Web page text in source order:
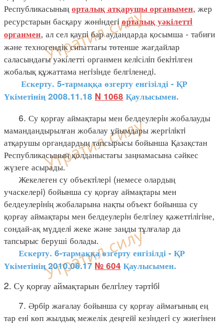
Республикасының орталық атқарушы органымен, жер
ресурстарын басқару жөнiндегiорталық уәкілеттi
органмен, ал сел қаупi бар аудандарда қосымша - табиғи
және техногендік сипаттағы төтенше жағдайлар
саласындағы уәкілетті органмен келiсілiп бекiтiлген
жобалық құжаттама негiзiнде белгiленедi.
Ескерту. 5-тармаққа өзгерту енгізілді - ҚР
Үкіметінің 2008.11.18 N 1068 Қаулысымен.
6. Су қорғау аймақтары мен белдеулерiн жобалауды
мамандандырылған жобалау ұйымдары жергiлiктi
атқарушы органдардың тапсырысы бойынша Қазақстан
Республикасының қолданыстағы заңнамасына сәйкес
жүзеге асырады.
Жекелеген су объектiлерi (немесе олардың
учаскелерi) бойынша су қорғау аймақтары мен
белдеулерiнiң жобаларына нақты объект бойынша су
қорғау аймақтары мен белдеулерiн белгiлеу қажеттiлiгiне,
сондай-ақ мүдделi жеке және заңды тұлғалар да
тапсырыс беруші болады.
Ескерту. 6-тармаққа өзгерту енгізілді - ҚР
Үкіметінің 2010.06.17 № 604 Қаулысымен.
2. Су қорғау аймақтарын белгiлеу тәртiбi
7. Әрбiр жағалау бойынша су қорғау аймағының ең
тар енi көп жылдық межелік деңгейi кезiндегi су жиегiнен